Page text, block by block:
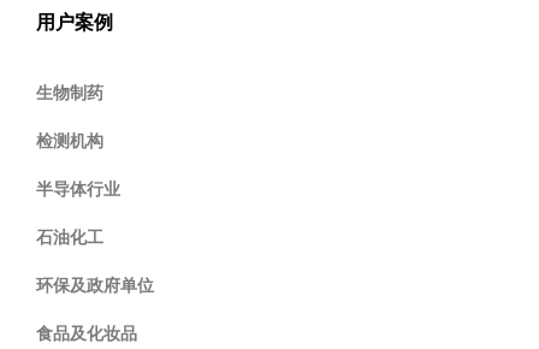
用户案例
生物制药
检测机构
半导体行业
石油化工
环保及政府单位
食品及化妆品